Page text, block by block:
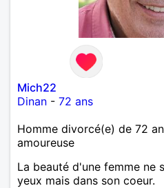
Mich22
Dinan - 72 ans
Homme divorcé(e) de 72
amoureuse
La beauté d'une femme ne
yeux mais dans son coeur.